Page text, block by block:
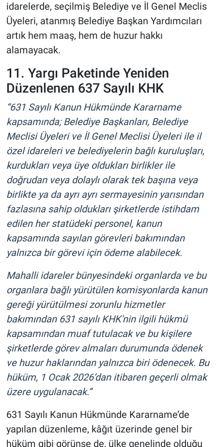
idarelerde, seçilmiş Belediye ve İl Genel Meclis
Üyeleri, atanmış Belediye Başkan Yardımcıları
artık hem maaş, hem de huzur hakkı
alamayacak.
11. Yargı Paketinde Yeniden
Düzenlenen 637 Sayılı KHK
“631 Sayılı Kanun Hükmünde Kararname
kapsamında; Belediye Başkanları, Belediye
Meclisi Üyeleri ve İl Genel Meclisi Üyeleri ile il
özel idareleri ve belediyelerin bağlı kuruluşları,
kurdukları veya üye oldukları birlikler ile
doğrudan veya dolaylı olarak tek başına veya
birlikte ya da ayrı ayrı sermayesinin yarısından
fazlasına sahip oldukları şirketlerde istihdam
edilen her statüdeki personel, kanun
kapsamında sayılan görevleri bakımından
yalnızca bir görevi için ödeme alabilecek.
Mahalli idareler bünyesindeki organlarda ve bu
organlara bağlı yürütülen komisyonlarda kanun
gereği yürütülmesi zorunlu hizmetler
bakımından 631 sayılı KHK'nin ilgili hükmü
kapsamından muaf tutulacak ve bu kişilere
şirketlerde görev almaları durumunda ödenek
ve huzur haklarından yalnızca biri ödenecek. Bu
hüküm, 1 Ocak 2026’dan itibaren geçerli olmak
üzere uygulanacak.”
631 Sayılı Kanun Hükmünde Kararname’de
yapılan düzenleme, kâğıt üzerinde genel bir
hüküm gibi görünse de, ülke genelinde olduğu